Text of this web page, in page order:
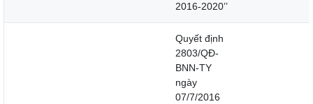
2016-2020’’
Quyết định
2803/QĐ-
BNN-TY
ngày
07/7/2016